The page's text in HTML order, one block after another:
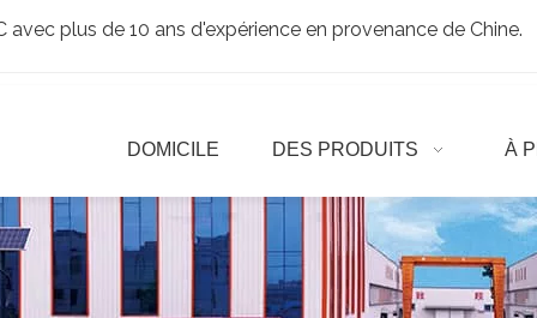
avec plus de 10 ans d'expérience en provenance de Chine.
DOMICILE DES PRODUITS À